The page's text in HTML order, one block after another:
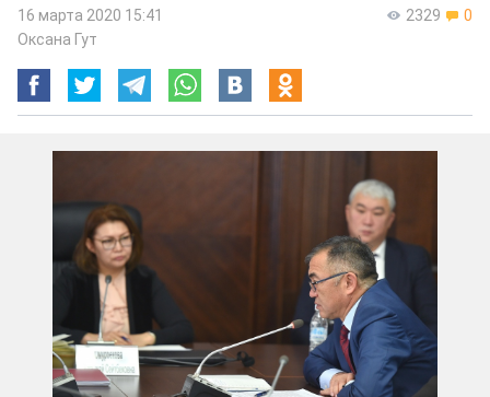
2329 0
16 марта 2020 15:41
Оксана Гут